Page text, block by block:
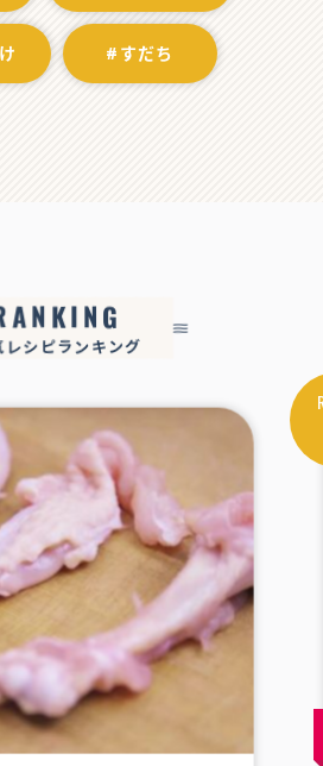
#すだち
レシピランキング